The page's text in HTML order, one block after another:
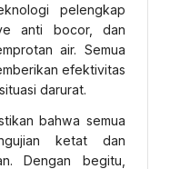
pelengkap
anti bocor, dan
air. Semua
efektivitas
darurat.
bahwa semua
ketat dan
Dengan begitu,